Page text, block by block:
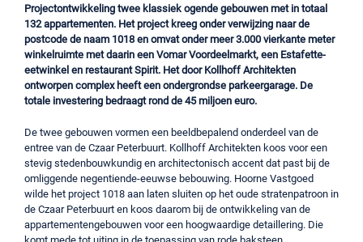
Projectontwikkeling twee klassiek ogende gebouwen met in totaal
132 appartementen. Het project kreeg onder verwijzing naar de
postcode de naam 1018 en omvat onder meer 3.000 vierkante meter
winkelruimte met daarin een Vomar Voordeelmarkt, een Estafette-
eetwinkel en restaurant Spirit. Het door Kollhoff Architekten
ontworpen complex heeft een ondergrondse parkeergarage. De
totale investering bedraagt rond de 45 miljoen euro.
De twee gebouwen vormen een beeldbepalend onderdeel van de
entree van de Czaar Peterbuurt. Kollhoff Architekten koos voor een
stevig stedenbouwkundig en architectonisch accent dat past bij de
omliggende negentiende-eeuwse bebouwing. Hoorne Vastgoed
wilde het project 1018 aan laten sluiten op het oude stratenpatroon in
de Czaar Peterbuurt en koos daarom bij de ontwikkeling van de
appartementengebouwen voor een hoogwaardige detaillering. Die